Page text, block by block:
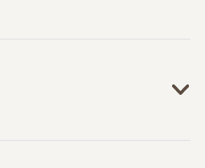
до їхньої шерсті.
особливо в місцях, де